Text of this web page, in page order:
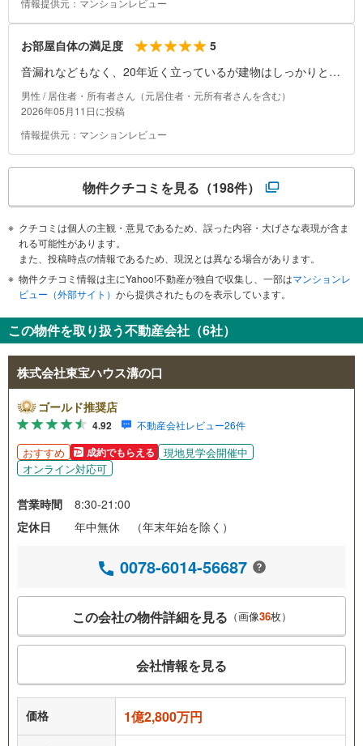
情報提供元：マンションレビュー
お部屋自体の満足度
5
音漏れなどもなく、20年近く立っているが建物はしっかりとし
ている印象。多くが何かしらリフォームをしている印象があり
綺麗である。ベランダ部分や窓なども掃除も定期的に入る。
男性 / 居住者・所有者さん（元居住者・元所有者さんを含む）
2026年05月11日に投稿
情報提供元：マンションレビュー
物件クチコミを見る （198件）
クチコミは個人の主観・意見であるため、誤った内容・大げさな表現が含ま
れる可能性があります。
また、投稿時点の情報であるため、現況とは異なる場合があります。
物件クチコミ情報は主にYahoo!不動産が独自で収集し、一部はマンションレ
ビュー（外部サイト） から提供されたものを表示しています。
この物件を取り扱う不動産会社（6社）
株式会社東宝ハウス溝の口
ゴールド推奨店
4.92 不動産会社レビュー26件
おすすめ 成約でもらえる
現地見学会開催中
オンライン対応可
営業時間
8:30-21:00
定休日
年中無休 （年末年始を除く）
0078-6014-56687
この会社の物件詳細を見る （画像36枚）
会社情報を見る
価格 1億2,800万円